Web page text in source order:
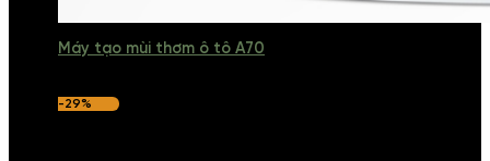
Máy tạo mùi thơm ô tô A70
-29%